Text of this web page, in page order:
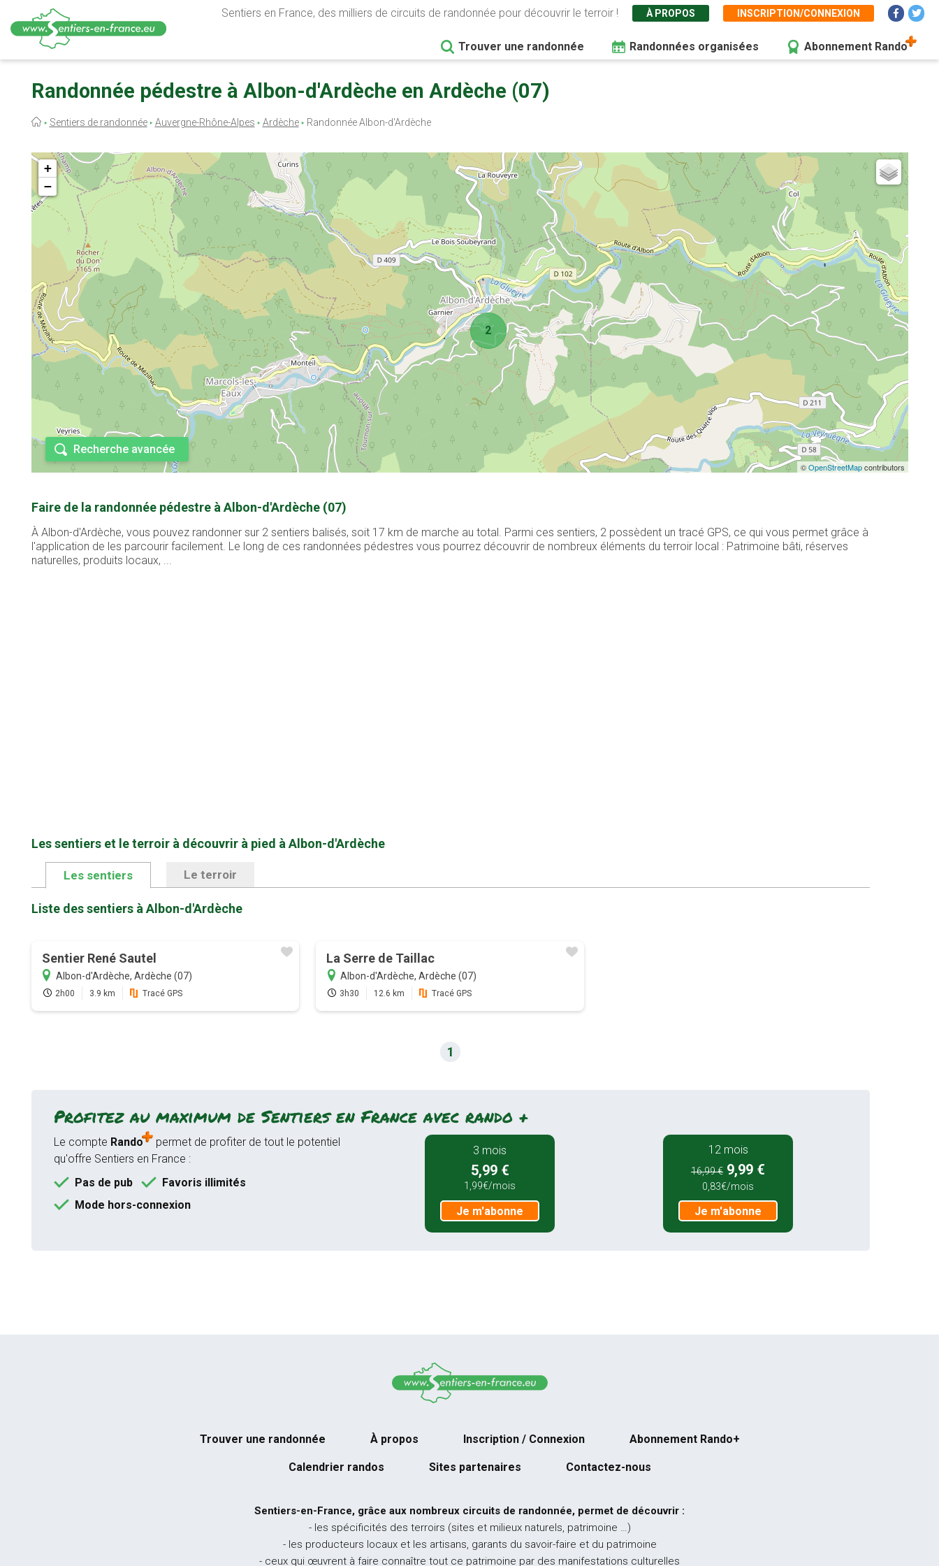
contenu
Sentiers en France, des milliers de circuits de randonnée pour découvrir le terroir ! À PROPOS INSCRIPTION/CONNEXION
Trouver une randonnée Randonnées organisées Abonnement Rando
Randonnée pédestre à Albon-d'Ardèche en Ardèche (07)
Fil
Sentiers de randonnée Auvergne-Rhône-Alpes Ardèche Randonnée Albon-d'Ardèche
2
+
−
©OpenStreetMapcontributors
Recherche avancée
Faire de la randonnée pédestre à Albon-d'Ardèche (07)
À Albon-d'Ardèche, vous pouvez randonner sur 2 sentiers balisés, soit 17 km de marche au total. Parmi ces sentiers, 2 possèdent un tracé GPS, ce qui vous permet grâce à
l'application de les parcourir facilement. Le long de ces randonnées pédestres vous pourrez découvrir de nombreux éléments du terroir local : Patrimoine bâti, réserves
naturelles, produits locaux, ...
Les sentiers et le terroir à découvrir à pied à Albon-d'Ardèche
Les sentiers Le terroir
Liste des sentiers à Albon-d'Ardèche
Sentier René Sautel
Albon-d'Ardèche, Ardèche (07)
2h00 3.9 km Tracé GPS
La Serre de Taillac
Albon-d'Ardèche, Ardèche (07)
3h30 12.6 km Tracé GPS
1
Profitez au maximum de Sentiers en France avec rando +
Le compte Rando
permet de profiter de tout le potentiel
qu'offre Sentiers en France :
Pas de pub
Favoris illimités
Mode hors-connexion
3 mois
5,99 €
1,99€/mois
Je m'abonne
12 mois
16,99 € 9,99 €
0,83€/mois
Je m'abonne
Trouver une randonnée À propos Inscription / Connexion Abonnement Rando+
Calendrier randos Sites partenaires Contactez-nous
Sentiers-en-France, grâce aux nombreux circuits de randonnée, permet de découvrir :
- les spécificités des terroirs (sites et milieux naturels, patrimoine …)
- les producteurs locaux et les artisans, garants du savoir-faire et du patrimoine
- ceux qui œuvrent à faire connaître tout ce patrimoine par des manifestations culturelles